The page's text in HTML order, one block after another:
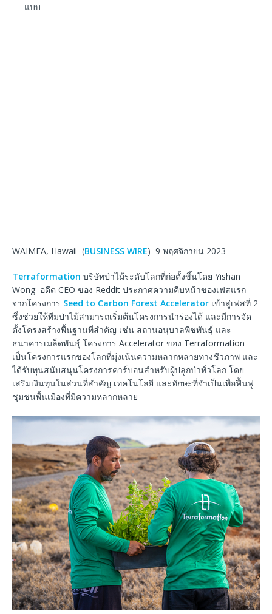
แบบ
WAIMEA, Hawaii–(BUSINESS WIRE)–9 พฤศจิกายน 2023
Terraformation บริษัทป่าไม้ระดับโลกที่ก่อตั้งขึ้นโดย Yishan
Wong อดีต CEO ของ Reddit ประกาศความคืบหน้าของเฟสแรก
จากโครงการ Seed to Carbon Forest Accelerator เข้าสู่เฟสที่ 2
ซึ่งช่วยให้ทีมป่าไม้สามารถเริ่มต้นโครงการนำร่องได้ และมีการจัด
ตั้งโครงสร้างพื้นฐานที่สำคัญ เช่น สถานอนุบาลพืชพันธุ์ และ
ธนาคารเมล็ดพันธุ์ โครงการ Accelerator ของ Terraformation
เป็นโครงการแรกของโลกที่มุ่งเน้นความหลากหลายทางชีวภาพ และ
ได้รับทุนสนับสนุนโครงการคาร์บอนสำหรับผู้ปลูกป่าทั่วโลก โดย
เสริมเงินทุนในส่วนที่สำคัญ เทคโนโลยี และทักษะที่จำเป็นเพื่อฟื้นฟู
ชุมชนพื้นเมืองที่มีความหลากหลาย